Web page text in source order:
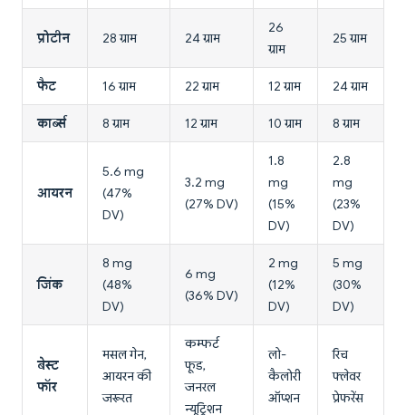
प्रोटीन 28 ग्राम 24 ग्राम
26
ग्राम
25 ग्राम
फैट 16 ग्राम 22 ग्राम 12 ग्राम 24 ग्राम
कार्ब्स 8 ग्राम 12 ग्राम 10 ग्राम 8 ग्राम
आयरन
5.6 mg
(47%
DV)
3.2 mg
(27% DV)
1.8
mg
(15%
DV)
2.8
mg
(23%
DV)
जिंक
8 mg
(48%
DV)
6 mg
(36% DV)
2 mg
(12%
DV)
5 mg
(30%
DV)
बेस्ट
फॉर
मसल गेन,
आयरन की
जरूरत
कम्फर्ट
फूड,
जनरल
न्यूट्रिशन
लो-
कैलोरी
ऑप्शन
रिच
फ्लेवर
प्रेफरेंस